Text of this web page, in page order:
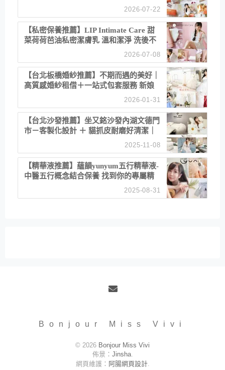
2026-07-22
【私密保養推薦】LIP Intimate Care 甜
菜荷荷芭油私密潔膚乳 溫和潔淨 洗後不
2026-07-08
【台北板橋婚紗推薦】不期而遇的美好｜
高質感婚紗租借＋一站式包套服務 新娘
2026-01-31
【台北沙發推薦】坐又銘沙發內湖文德門
市－客製化設計 ＋ 貓抓皮耐磨好清潔｜
直營直銷、價格透明 高CP值打造夢想
居家風格
2025-11-08
【精華液推薦】蘊韻yunyum五行精華液-
中醫五行概念結合保養 找到你的專屬精
華！ 水㊀土㊀就選「潤・賦精華」維持
肌膚剛剛好的平衡
2025-08-31
Bonjour Miss Vivi
© 2026 Bonjour Miss Vivi
佈景： Jinsha.
網頁維護： 阿腸網頁設計.